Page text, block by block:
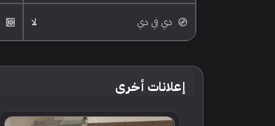
دي في دي لا
إعلانات أخرى